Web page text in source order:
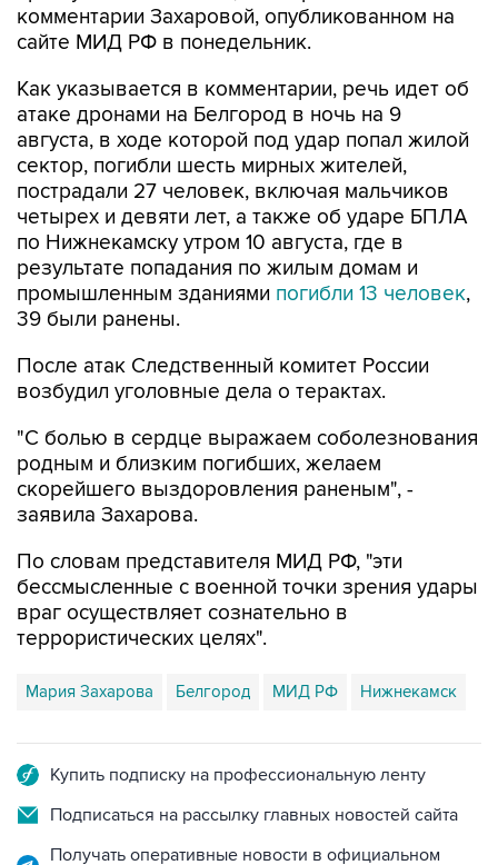
Как указывается в комментарии, речь идет об
августа, в ходе которой под удар попал жилой
сектор, погибли шесть мирных жителей,
пострадали 27 человек, включая мальчиков
четырех и девяти лет, а также об ударе БПЛА
по Нижнекамску утром 10 августа, где в
результате попадания по жилым домам и
промышленным зданиямипогибли 13 человек
39 были ранены.
После атак Следственный комитет России
"С болью в сердце выражаем соболезнования
скорейшего выздоровления раненым", -
заявила Захарова.
По словам представителя МИД РФ, "эти
враг осуществляет сознательно в
террористических целях".
Мария Захарова Белгород
Подписаться на рассылку главных новостей сайта
Получать оперативные новости в официальном